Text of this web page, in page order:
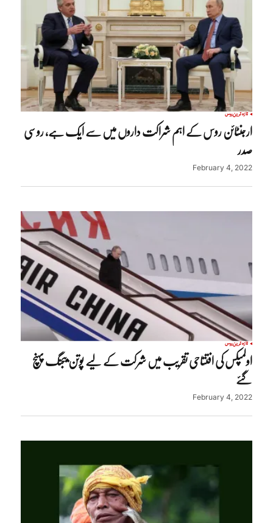
تازہ ترینروس
ارجنٹائن روس کے اہم شراکت داروں میں سے ایک ہے، روسی
صدر
February 4, 2022
تازہ ترینروس
اولمپکس کی افتتاحی تقریب میں شرکت کے لیے پوتن بیجنگ پہنچ
گئے
February 4, 2022